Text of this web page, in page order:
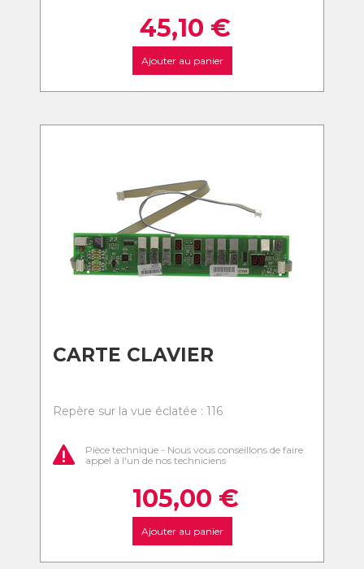
45,10 €
Ajouter au panier
CARTE CLAVIER
Repère sur la vue éclatée : 116
Pièce technique - Nous vous conseillons de faire
appel à l'un de nos techniciens
105,00 €
Ajouter au panier